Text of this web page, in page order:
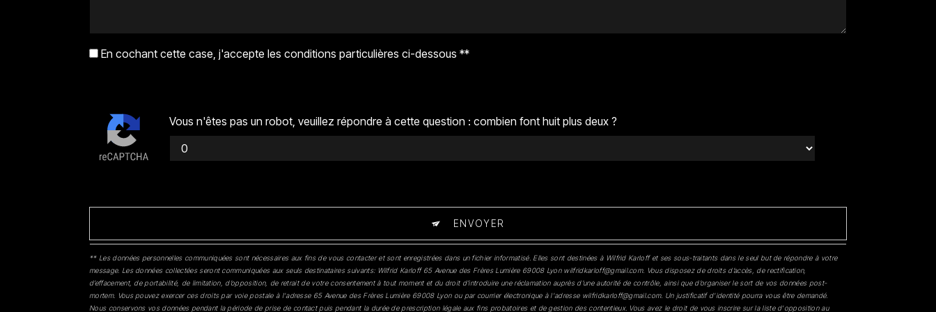
En cochant cette case, j'accepte les conditions particulières ci-dessous **
Vous n'êtes pas un robot, veuillez répondre à cette question : combien font huit plus deux ?
ENVOYER
** Les données personnelles communiquées sont nécessaires aux fins de vous contacter et sont enregistrées dans un fichier informatisé. Elles sont destinées à Wilfrid Karloff et ses sous-traitants dans le seul but de répondre à votre
message. Les données collectées seront communiquées aux seuls destinataires suivants: Wilfrid Karloff 65 Avenue des Frères Lumière 69008 Lyon wilfridkarloff@gmail.com. Vous disposez de droits d’accès, de rectification,
d’effacement, de portabilité, de limitation, d’opposition, de retrait de votre consentement à tout moment et du droit d’introduire une réclamation auprès d’une autorité de contrôle, ainsi que d’organiser le sort de vos données post-
mortem. Vous pouvez exercer ces droits par voie postale à l'adresse 65 Avenue des Frères Lumière 69008 Lyon ou par courrier électronique à l'adresse wilfridkarloff@gmail.com. Un justificatif d'identité pourra vous être demandé.
Nous conservons vos données pendant la période de prise de contact puis pendant la durée de prescription légale aux fins probatoires et de gestion des contentieux. Vous avez le droit de vous inscrire sur la liste d'opposition au